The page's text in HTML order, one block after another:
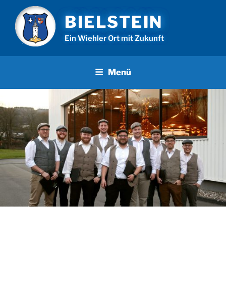
Inhalt
springen
BIELSTEIN
Ein Wiehler Ort mit Zukunft
Menü